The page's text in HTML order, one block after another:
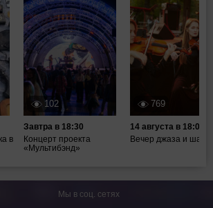
в
102
Завтра в 18:30
Концерт проекта
«Мультибэнд»
769
14 августа в 18:00
Вечер джаза и
Мы в соц. сетях